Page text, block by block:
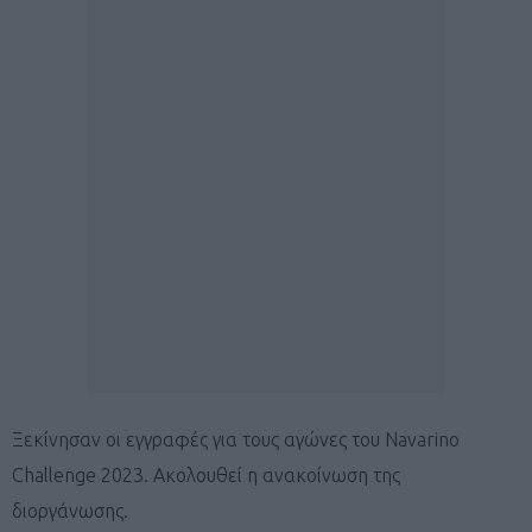
Ξεκίνησαν οι εγγραφές για τους αγώνες του Navarino
Challenge 2023. Ακολουθεί η ανακοίνωση της
διοργάνωσης.